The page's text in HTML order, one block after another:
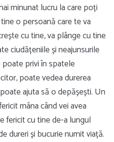
minunat lucru la care poți
o persoană care te va
cu tine, va plânge cu tine
ciudățeniile și neajunsurile
privi în spatele
poate vedea durerea
ajuta să o depășești. Un
mâna când vei avea
fericit cu tine de-a lungul
dureri și bucurie numit viață.